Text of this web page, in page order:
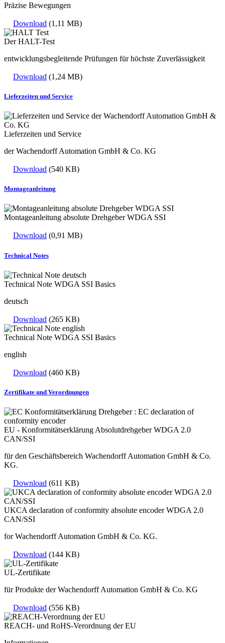
Präzise Bewegungen
Download (1,11 MB)
Der HALT-Test
entwicklungsbegleitende Prüfungen für höchste Zuverlässigkeit
Download (1,24 MB)
Lieferzeiten und Service
Lieferzeiten und Service
der Wachendorff Automation GmbH & Co. KG
Download (540 KB)
Montageanleitung
Montageanleitung absolute Drehgeber WDGA SSI
Download (0,91 MB)
Technical Notes
Technical Note WDGA SSI Basics
deutsch
Download (265 KB)
Technical Note WDGA SSI Basics
english
Download (460 KB)
Zertifikate und Verordnungen
EU - Konformitätserklärung Absolutdrehgeber WDGA 2.0
CAN/SSI
für den Geschäftsbereich Wachendorff Automation GmbH & Co.
KG.
Download (611 KB)
UKCA declaration of conformity absolute encoder WDGA 2.0
CAN/SSI
for Wachendorff Automation GmbH & Co. KG.
Download (144 KB)
UL-Zertifikate
für Produkte der Wachendorff Automation GmbH & Co. KG
Download (556 KB)
REACH- und RoHS-Verordnung der EU